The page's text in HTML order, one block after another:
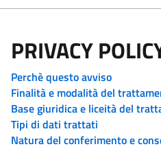
PRIVACY
Perchè questo avviso
Finalità e modalità del
Base giuridica e liceità del
Tipi di dati trattati
Natura del conferimento e